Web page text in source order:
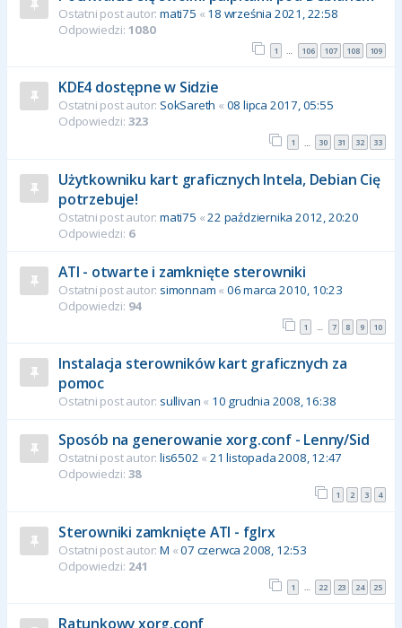
Ostatni post autor: mati75 « 18 września 2021, 22:58
Odpowiedzi: 1080
1 … 106 107 108 109
KDE4 dostępne w Sidzie
Ostatni post autor: SokSareth « 08 lipca 2017, 05:55
Odpowiedzi: 323
1 … 30 31 32 33
Użytkowniku kart graficznych Intela, Debian Cię
potrzebuje!
Ostatni post autor: mati75 «22 października 2012, 20:20
Odpowiedzi: 6
ATI - otwarte i zamknięte sterowniki
Ostatni post autor: simonnam « 06 marca 2010, 10:23
Odpowiedzi: 94
1 … 7 8 9 10
Instalacja sterowników kart graficznych za
pomoc
Ostatni post autor: sullivan « 10 grudnia 2008, 16:38
Sposób na generowanie xorg.conf - Lenny/Sid
Ostatni post autor: lis6502 «21 listopada 2008, 12:47
Odpowiedzi: 38
1 2 3 4
Sterowniki zamknięte ATI - fglrx
Ostatni post autor: M «07 czerwca 2008, 12:53
Odpowiedzi: 241
1 … 22 23 24 25
Ratunkowy xorg.conf